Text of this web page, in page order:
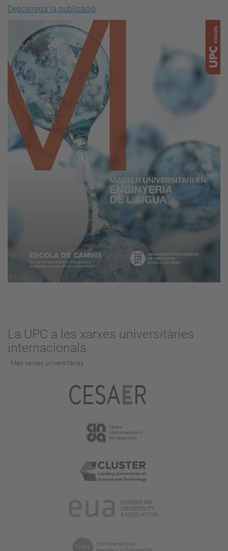
Descarrega la publicació
La UPC a les xarxes universitàries
internacionals
Més xarxes universitàries